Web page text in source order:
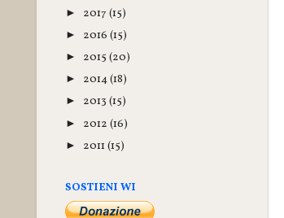
► 2017 (15)
► 2016 (15)
► 2015 (20)
► 2014(18)
► 2013 (15)
► 2012 (16)
► 2011 (15)
SOSTIENI WI